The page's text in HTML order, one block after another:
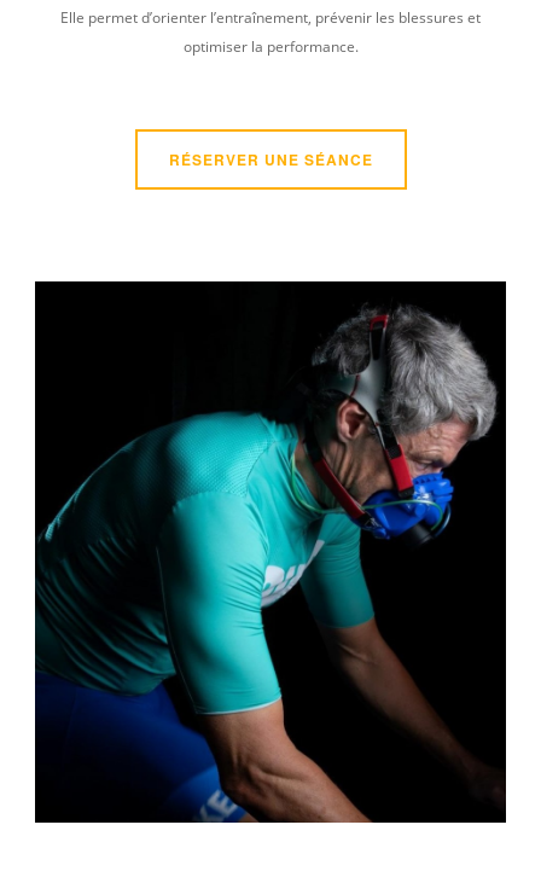
Elle permet d’orienter l’entraînement, prévenir les blessures et
optimiser la performance.
RÉSERVER UNE SÉANCE